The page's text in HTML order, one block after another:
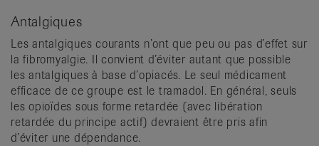
Antalgiques
Les antalgiques courants n’ont que peu ou pas d’effet sur
la fibromyalgie. Il convient d’éviter autant que possible
les antalgiques à base d’opiacés. Le seul médicament
efficace de ce groupe est le tramadol. En général, seuls
les opioïdes sous forme retardée (avec libération
retardée du principe actif) devraient être pris afin
d’éviter une dépendance.